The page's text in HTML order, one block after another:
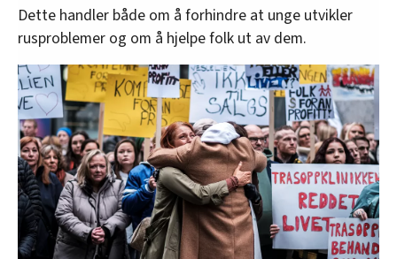
Handlingsplan mot stigmatisering som skal
redusere forskjellsbehandling av mennesker med
rusmiddelproblemer.
Nasjonalt system for å overvåke
rusmiddelsituasjonen i Norge.
Ny handlingsplan mot overdoser som inkluderer
rusmiddeltesting.
Redusere gapet i forventet levealder mellom
mennesker med rusmiddelproblemer og
Dette handler både om å forhindre at unge utvikler
rusproblemer og om å hjelpe folk ut av dem.